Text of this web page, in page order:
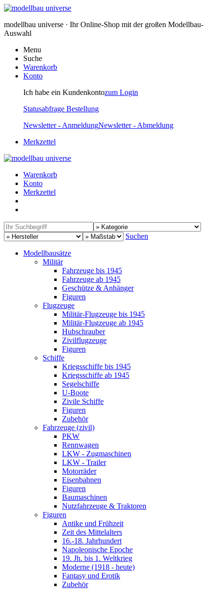
modellbau universe · Ihr Online-Shop mit der großen Modellbau-
Auswahl
Menu
Suche
Warenkorb
Konto
Ich habe ein Kundenkontozum Login
Statusabfrage Bestellung
Newsletter - AnmeldungNewsletter - Abmeldung
Merkzettel
Warenkorb
Konto
Merkzettel
Suchen
Modellbausätze
Militär
Fahrzeuge bis 1945
Fahrzeuge ab 1945
Geschütze & Anhänger
Figuren
Flugzeuge
Militär-Flugzeuge bis 1945
Militär-Flugzeuge ab 1945
Hubschrauber
Zivilflugzeuge
Figuren
Schiffe
Kriegsschiffe bis 1945
Kriegsschiffe ab 1945
Segelschiffe
U-Boote
Zivile Schiffe
Figuren
Zubehör
Fahrzeuge (zivil)
PKW
Rennwagen
LKW - Zugmaschinen
LKW - Trailer
Motorräder
Eisenbahnen
Figuren
Baumaschinen
Nutzfahrzeuge & Traktoren
Figuren
Antike und Frühzeit
Zeit des Mittelalters
16.-18. Jahrhundert
Napoleonische Epoche
19. Jh. bis 1. Weltkrieg
Moderne (1918 - heute)
Fantasy und Erotik
Zubehör